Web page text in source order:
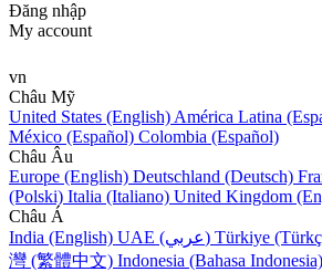
Đăng nhập
My account
vn
Châu Mỹ
United States (English) América Latina
México (Español) Colombia (Español)
Châu Âu
Europe (English) Deutschland (Deutsch)
(Polski) Italia (Italiano) United Kingdom
Châu Á
India (English)
UAE (عربي) Türkiye
灣 (繁體中文) Indonesia (Bahasa Indonesia)